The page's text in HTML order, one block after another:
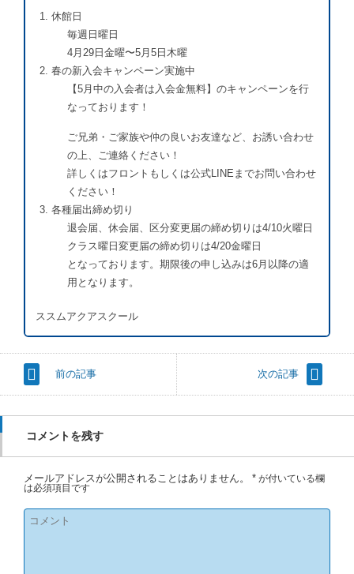
休館日
毎週日曜日
4月29日金曜〜5月5日木曜
春の新入会キャンペーン実施中
【5月中の入会者は入会金無料】のキャンペーンを行
なっております！
ご兄弟・ご家族や仲の良いお友達など、お誘い合わせ
の上、ご連絡ください！
詳しくはフロントもしくは公式LINEまでお問い合わせ
ください！
各種届出締め切り
退会届、休会届、区分変更届の締め切りは4/10火曜日
クラス曜日変更届の締め切りは4/20金曜日
となっております。期限後の申し込みは6月以降の適
用となります。
ススムアクアスクール
前の記事 次の記事
コメントを残す
メールアドレスが公開されることはありません。 * が付いている欄
は必須項目です